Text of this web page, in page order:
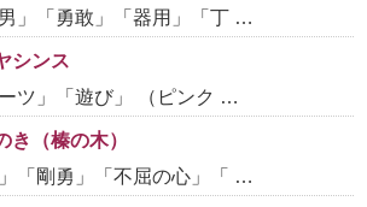
」「勇敢」「器用」「丁 …
シンス
ツ」「遊び」 （ピンク …
き（榛の木）
「剛勇」「不屈の心」「 …